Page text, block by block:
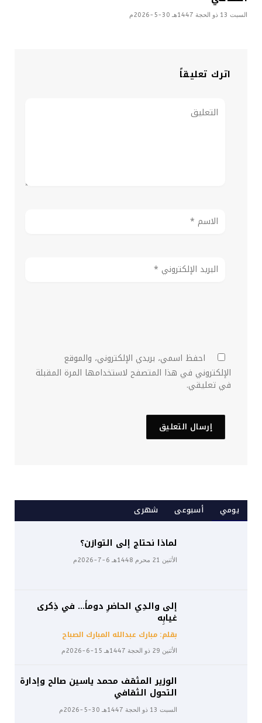
السبت 13 ذو الحجة 1447هـ 30-5-2026م
اترك تعليقاً
احفظ اسمي، بريدي الإلكتروني، والموقع
الإلكتروني في هذا المتصفح لاستخدامها المرة المقبلة
في تعليقي.
يومي أسبوعى شهرى
لماذا نحتاج إلى التوازن؟
الأثنين 21 محرم 1448هـ 6-7-2026م
إلى والدِي الحاضرِ دوماً… في ذِكرى
غيابِه
بقلم: مبارك عبدالله المبارك الصباح
الأثنين 29 ذو الحجة 1447هـ 15-6-2026م
الوزير المثقف محمد ياسين صالح وإدارة
التحول الثقافي
السبت 13 ذو الحجة 1447هـ 30-5-2026م